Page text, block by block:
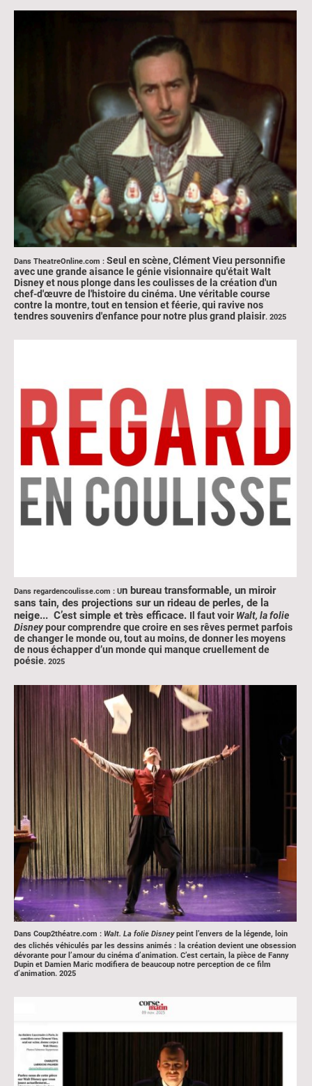
Dans TheatreOnline.com : Seul en scène, Clément Vieu personnifie
avec une grande aisance le génie visionnaire qu'était Walt
Disney et nous plonge dans les coulisses de la création d'un
chef-d'œuvre de l'histoire du cinéma. Une véritable course
contre la montre, tout en tension et féerie, qui ravive nos
tendres souvenirs d'enfance pour notre plus grand plaisir. 2025
Dans regardencoulisse.com : Un bureau transformable, un miroir
sans tain, des projections sur un rideau de perles, de la
neige... C’est simple et très efficace. Il faut voir Walt, la folie
Disneypour comprendre que croire en ses rêves permet parfois
de changer le monde ou, tout au moins, de donner les moyens
de nous échapper d’un monde qui manque cruellement de
poésie. 2025
Dans Coup2théatre.com : Walt. La folie Disneypeint l’envers de la légende, loin
des clichés véhiculés par les dessins animés : la création devient une obsession
dévorante pour l’amour du cinéma d’animation. C’est certain, la pièce de Fanny
Dupin et Damien Maric modifiera de beaucoup notre perception de ce film
d’animation. 2025